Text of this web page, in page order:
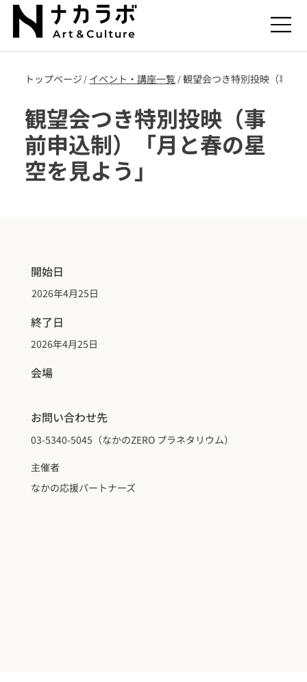
トップページ / ​イベント・講座一覧 /観望会つき特別投映（事前
観望会つき特別投映（事
前申込制）「月と春の星
空を見よう」
開始日
2026年4月25日
終了日
2026年4月25日
会場
お問い合わせ先
03-5340-5045（なかのZERO プラネタリウム）
主催者
なかの応援パートナーズ